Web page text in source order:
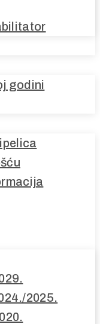
godini
2025.